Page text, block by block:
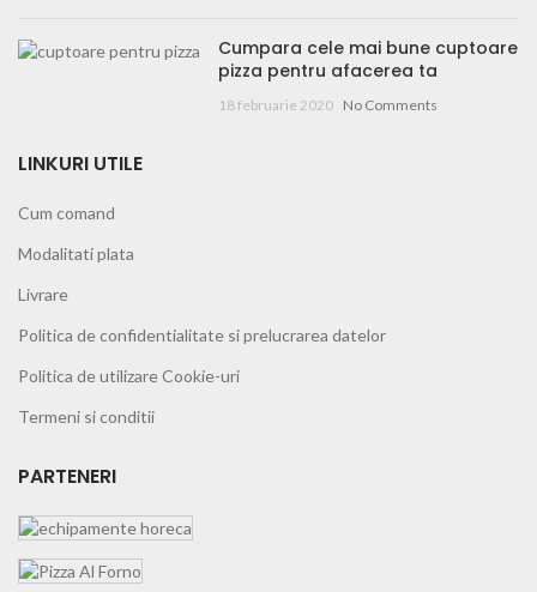
Cumpara cele mai bune cuptoare
pizza pentru afacerea ta
18 februarie 2020 No Comments
LINKURI UTILE
Cum comand
Modalitati plata
Livrare
Politica de confidentialitate si prelucrarea datelor
Politica de utilizare Cookie-uri
Termeni si conditii
PARTENERI